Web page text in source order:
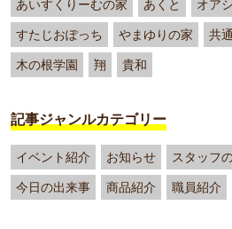
あいすくりーむの家 あくと オア
すたじおぽっち やまゆりの家 共通
木の根学園 翔 貴和
記事ジャンルカテゴリー
イベント紹介 お知らせ スタッフ
今日の出来事 商品紹介 職員紹介